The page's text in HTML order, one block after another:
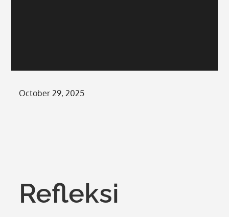
Posted
October 29, 2025
Refleksi